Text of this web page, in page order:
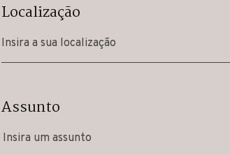
Localização
Assunto
Insira um assunto